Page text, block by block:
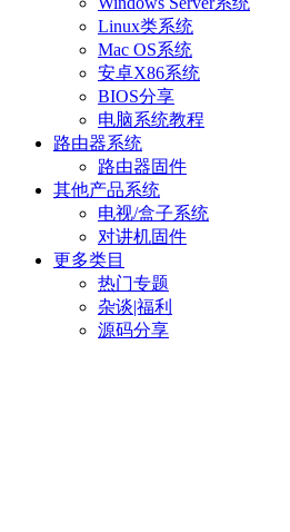
Linux类系统
Mac OS系统
安卓X86系统
BIOS分享
电脑系统教程
路由器系统
路由器固件
其他产品系统
电视/盒子系统
对讲机固件
更多类目
热门专题
杂谈|福利
源码分享